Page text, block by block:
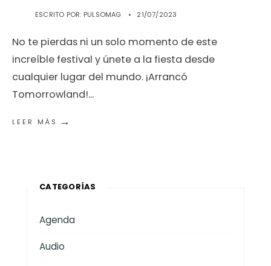
ESCRITO POR: PULSOMAG • 21/07/2023
No te pierdas ni un solo momento de este
increíble festival y únete a la fiesta desde
cualquier lugar del mundo. ¡Arrancó
Tomorrowland!...
LEER MÁS →
CATEGORÍAS
Agenda
Audio